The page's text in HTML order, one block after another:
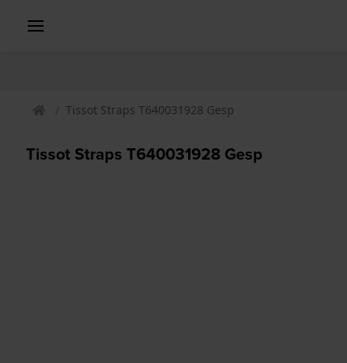
Tissot Straps T640031928 Gesp
Tissot Straps T640031928 Gesp